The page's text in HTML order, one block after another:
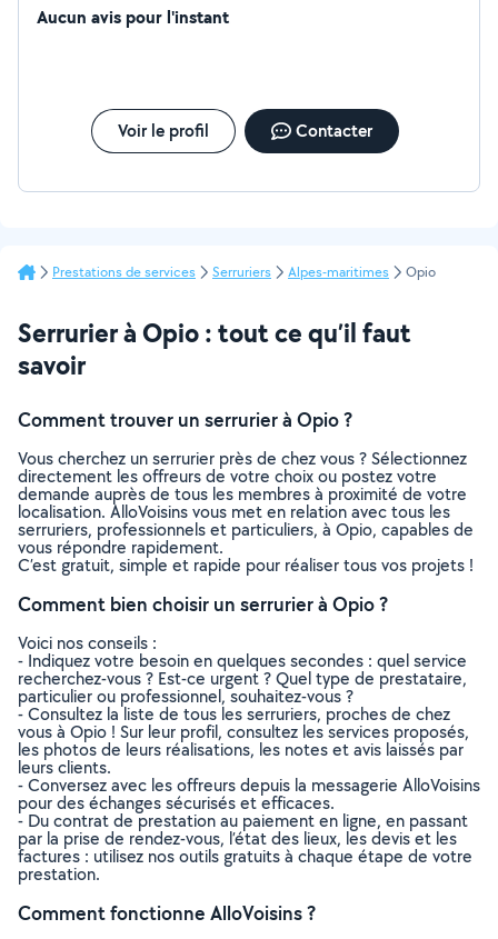
Aucun avis pour l'instant
Voir le profil Contacter
Prestations de services Serruriers Alpes-maritimes Opio
Serrurier à Opio : tout ce qu’il faut
savoir
Comment trouver un serrurier à Opio ?
Vous cherchez un serrurier près de chez vous ? Sélectionnez
directement les offreurs de votre choix ou postez votre
demande auprès de tous les membres à proximité de votre
localisation. AlloVoisins vous met en relation avec tous les
serruriers, professionnels et particuliers, à Opio, capables de
vous répondre rapidement.
C’est gratuit, simple et rapide pour réaliser tous vos projets !
Comment bien choisir un serrurier à Opio ?
Voici nos conseils :
- Indiquez votre besoin en quelques secondes : quel service
recherchez-vous ? Est-ce urgent ? Quel type de prestataire,
particulier ou professionnel, souhaitez-vous ?
- Consultez la liste de tous les serruriers, proches de chez
vous à Opio ! Sur leur profil, consultez les services proposés,
les photos de leurs réalisations, les notes et avis laissés par
leurs clients.
- Conversez avec les offreurs depuis la messagerie AlloVoisins
pour des échanges sécurisés et efficaces.
- Du contrat de prestation au paiement en ligne, en passant
par la prise de rendez-vous, l’état des lieux, les devis et les
factures : utilisez nos outils gratuits à chaque étape de votre
prestation.
Comment fonctionne AlloVoisins ?